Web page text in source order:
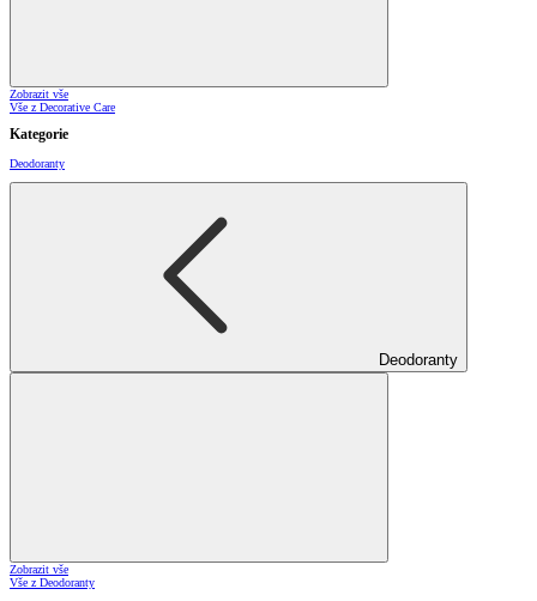
Zobrazit vše
Vše z Decorative Care
Kategorie
Deodoranty
Deodoranty
Zobrazit vše
Vše z Deodoranty